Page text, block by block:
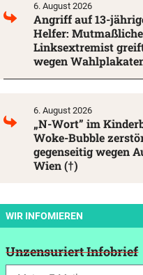
6. August 2026
Angriff auf 13-
Helfer:
Linksextremist
wegen
6. August 2026
„N-Wort” im
Woke-Bubble
gegenseitig wegen
Wien (†)
WIR INFOMIEREN
Unzensuriert Infobrief